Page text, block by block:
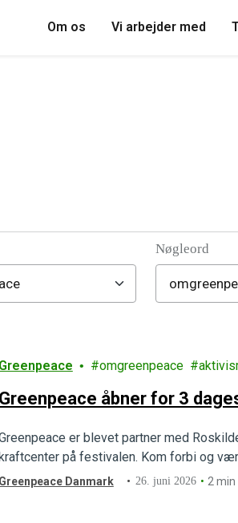
Om os Vi arbejder med
Nøgleord
Greenpeace omgreenpeace
Greenpeace åbner for 3
er blevet partner med
på festivalen. Kom forbi og
Greenpeace Danmark 26. juni 2026 2